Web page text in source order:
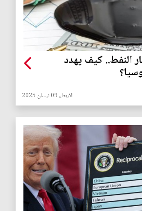
النفط.. كيف يهدد
الأربعاء 09 نيسان 2025